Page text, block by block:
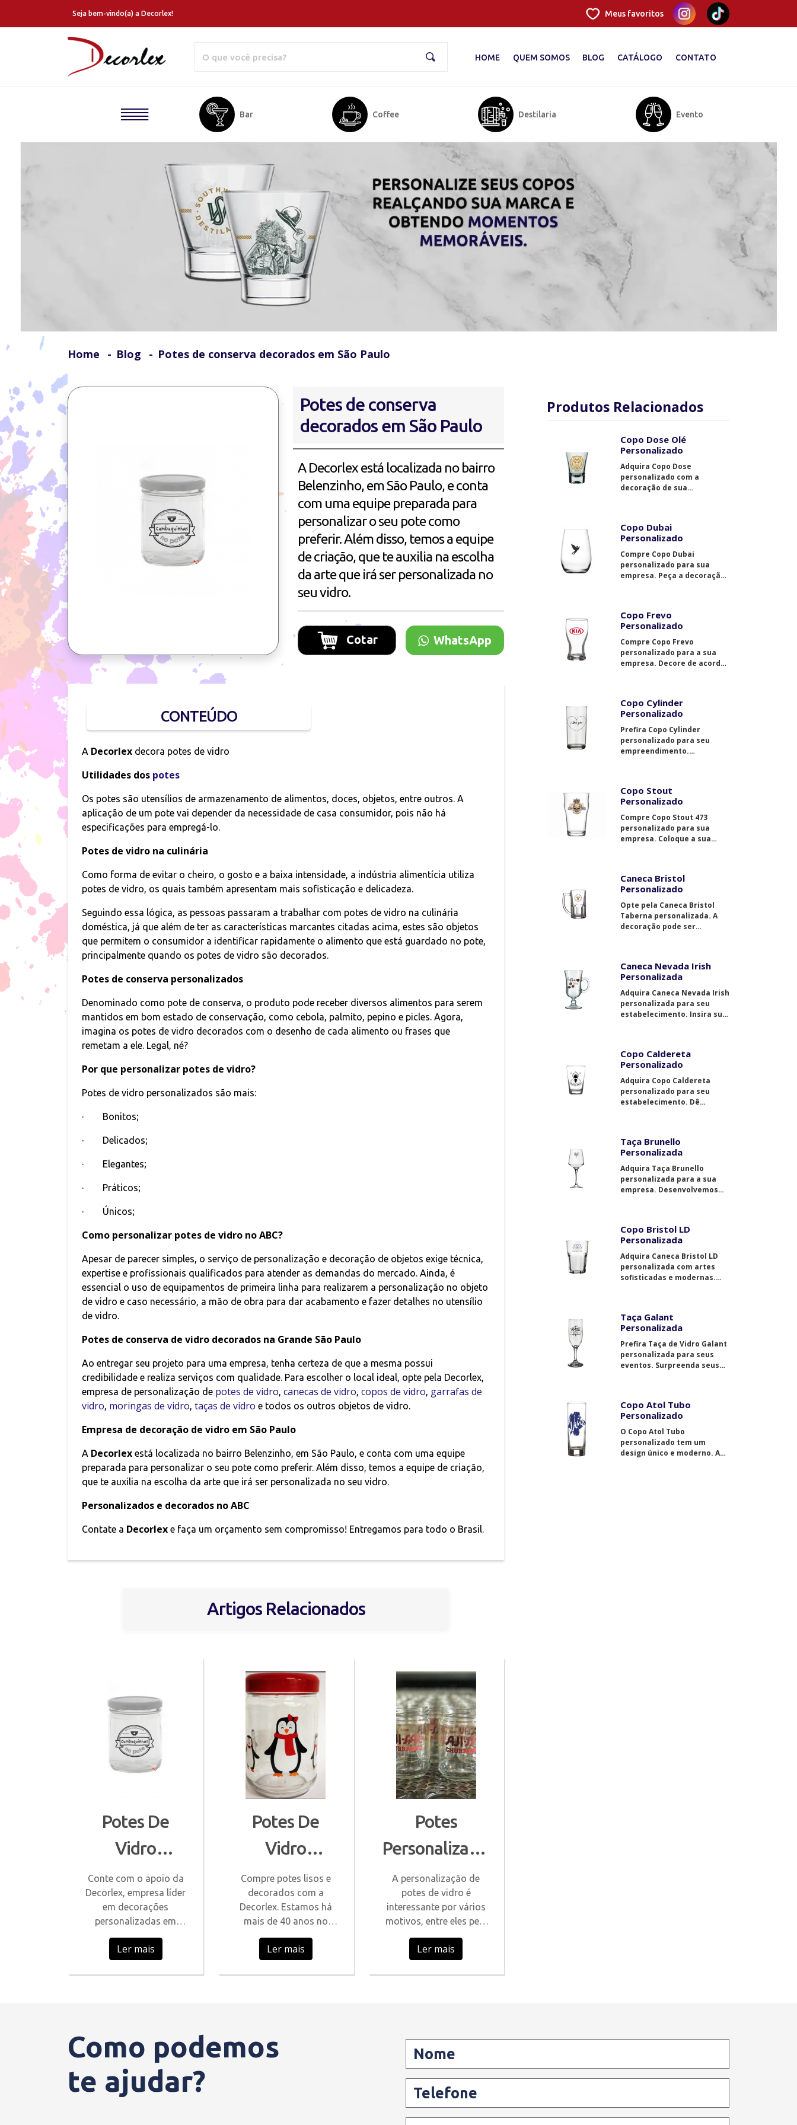
Seja bem-vindo(a) a Decorlex! Meus favoritos
Pesquisar HOME QUEM SOMOS BLOG CATÁLOGO CONTATO
Copos
Bar Coffee Destilaria Evento
Home Blog Potes de conserva decorados em São Paulo
Potes de conserva
decorados em São Paulo
A Decorlex está localizada no bairro
Belenzinho, em São Paulo, e conta
com uma equipe preparada para
personalizar o seu pote como
preferir. Além disso, temos a equipe
de criação, que te auxilia na escolha
da arte que irá ser personalizada no
seu vidro.
Cotar WhatsApp
CONTEÚDO
A Decorlex decora potes de vidro
Utilidades dos potes
Os potes são utensílios de armazenamento de alimentos, doces, objetos, entre outros. A
aplicação de um pote vai depender da necessidade de casa consumidor, pois não há
especificações para empregá-lo.
Potes de vidro na culinária
Como forma de evitar o cheiro, o gosto e a baixa intensidade, a indústria alimentícia utiliza
potes de vidro, os quais também apresentam mais sofisticação e delicadeza.
Seguindo essa lógica, as pessoas passaram a trabalhar com potes de vidro na culinária
doméstica, já que além de ter as características marcantes citadas acima, estes são objetos
que permitem o consumidor a identificar rapidamente o alimento que está guardado no pote,
principalmente quando os potes de vidro são decorados.
Potes de conserva personalizados
Denominado como pote de conserva, o produto pode receber diversos alimentos para serem
mantidos em bom estado de conservação, como cebola, palmito, pepino e picles. Agora,
imagina os potes de vidro decorados com o desenho de cada alimento ou frases que
remetam a ele. Legal, né?
Por que personalizar potes de vidro?
Potes de vidro personalizados são mais:
· Bonitos;
· Delicados;
· Elegantes;
· Práticos;
· Únicos;
Como personalizar potes de vidro no ABC?
Apesar de parecer simples, o serviço de personalização e decoração de objetos exige técnica,
expertise e profissionais qualificados para atender as demandas do mercado. Ainda, é
essencial o uso de equipamentos de primeira linha para realizarem a personalização no objeto
de vidro e caso necessário, a mão de obra para dar acabamento e fazer detalhes no utensílio
de vidro.
Potes de conserva de vidro decorados na Grande São Paulo
Ao entregar seu projeto para uma empresa, tenha certeza de que a mesma possui
credibilidade e realiza serviços com qualidade. Para escolher o local ideal, opte pela Decorlex,
empresa de personalização de potes de vidro, canecas de vidro, copos de vidro, garrafas de
vidro, moringas de vidro, taças de vidro e todos os outros objetos de vidro.
Empresa de decoração de vidro em São Paulo
A Decorlex está localizada no bairro Belenzinho, em São Paulo, e conta com uma equipe
preparada para personalizar o seu pote como preferir. Além disso, temos a equipe de criação,
que te auxilia na escolha da arte que irá ser personalizada no seu vidro.
Personalizados e decorados no ABC
Contate a Decorlex e faça um orçamento sem compromisso! Entregamos para todo o Brasil.
Artigos Relacionados
Potes De
Vidro
Personalizados
Em São Paulo
Conte com o apoio da
Decorlex, empresa líder
em decorações
personalizadas em
qualquer objeto de
vidro.
Ler mais
Potes De
Vidro
Decorados No
ABC
Compre potes lisos e
decorados com a
Decorlex. Estamos há
mais de 40 anos no
segmento de
personalização de
vidros para brindes,
lembrancinhas e
Ler mais
Potes
Personalizados
Em São Paulo
A personalização de
potes de vidro é
interessante por vários
motivos, entre eles pela
exclusividade e pela
beleza.
Ler mais
Produtos Relacionados
Copo Dose Olé
Personalizado
Adquira Copo Dose
personalizado com a
decoração de sua
Copo Dubai
Personalizado
Compre Copo Dubai
personalizado para sua
empresa. Peça a decoração
Copo Frevo
Personalizado
Compre Copo Frevo
personalizado para a sua
empresa. Decore de acordo
Copo Cylinder
Personalizado
Prefira Copo Cylinder
personalizado para seu
empreendimento.
Copo Stout
Personalizado
Compre Copo Stout 473
personalizado para sua
empresa. Coloque a sua
Caneca Bristol
Personalizado
Opte pela Caneca Bristol
Taberna personalizada. A
decoração pode ser
Caneca Nevada Irish
Personalizada
Adquira Caneca Nevada Irish
personalizada para seu
estabelecimento. Insira sua
Copo Caldereta
Personalizado
Adquira Copo Caldereta
personalizado para seu
estabelecimento. Dê
Taça Brunello
Personalizada
Adquira Taça Brunello
personalizada para a sua
empresa. Desenvolvemos
Copo Bristol LD
Personalizada
Adquira Caneca Bristol LD
personalizada com artes
sofisticadas e modernas.
Taça Galant
Personalizada
Prefira Taça de Vidro Galant
personalizada para seus
eventos. Surpreenda seus
Copo Atol Tubo
Personalizado
O Copo Atol Tubo
personalizado tem um
design único e moderno. A
Como podemos
te ajudar?
Nome
Telefone